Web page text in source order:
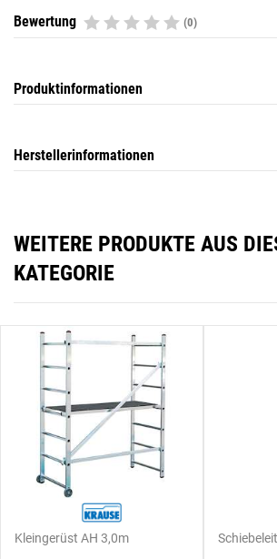
Bewertung (0)
Produktinformationen
Herstellerinformationen
WEITERE PRODUKTE AUS
KATEGORIE
Kleingerüst AH 3,0m